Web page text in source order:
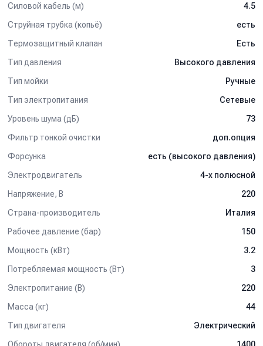
Силовой кабель (м)
4.5
Струйная трубка (копьё)
есть
Термозащитный клапан
Есть
Тип давления
Высокого давления
Тип мойки
Ручные
Тип электропитания
Сетевые
Уровень шума (дБ)
73
Фильтр тонкой очистки
доп.опция
Форсунка
есть (высокого давления)
Электродвигатель
4-х полюсной
Напряжение, В
220
Страна-производитель
Италия
Рабочее давление (бар)
150
Мощность (кВт)
3.2
Потребляемая мощность (Вт)
3
Электропитание (В)
220
Масса (кг)
44
Тип двигателя
Электрический
Обороты двигателя (об/мин)